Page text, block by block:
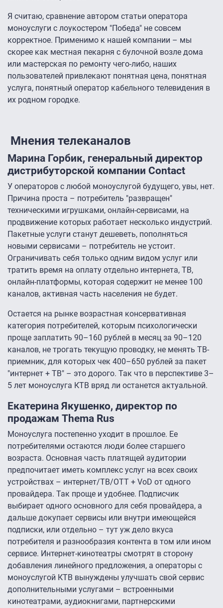
Я считаю, сравнение автором статьи оператора
моноуслуги с лоукостером "Победа" не совсем
корректное. Применимо к нашей компании – мы
скорее как местная пекарня с булочной возле дома
или мастерская по ремонту чего-либо, наших
пользователей привлекают понятная цена, понятная
услуга, понятный оператор кабельного телевидения в
их родном городке.
Мнения телеканалов
Марина Горбик, генеральный директор
дистрибуторской компании Contact
У операторов с любой моноуслугой будущего, увы, нет.
Причина проста – потребитель "развращен"
техническими игрушками, онлайн-сервисами, на
продвижение которых работает несколько индустрий.
Пакетные услуги станут дешеветь, пополняться
новыми сервисами – потребитель не устоит.
Ограничивать себя только одним видом услуг или
тратить время на оплату отдельно интернета, ТВ,
онлайн-платформы, которая содержит не менее 100
каналов, активная часть населения не будет.
Остается на рынке возрастная консервативная
категория потребителей, которым психологически
проще заплатить 90–160 рублей в месяц за 90–120
каналов, не трогать текущую проводку, не менять ТВ-
приемник, для которых чек 400–650 рублей за пакет
"интернет + ТВ" – это дорого. Так что в перспективе 3–
5 лет моноуслуга КТВ вряд ли останется актуальной.
Екатерина Якушенко, директор по
продажам Thema Rus
Моноуслуга постепенно уходит в прошлое. Ее
потребителями остаются люди более старшего
возраста. Основная часть платящей аудитории
предпочитает иметь комплекс услуг на всех своих
устройствах – интернет/ТВ/OTT + VoD от одного
провайдера. Так проще и удобнее. Подписчик
выбирает одного основного для себя провайдера, а
дальше докупает сервисы или внутри имеющейся
подписки, или отдельно – тут уж дело вкуса
потребителя и разнообразия контента в том или ином
сервисе. Интернет-кинотеатры смотрят в сторону
добавления линейного предложения, а операторы с
моноуслугой КТВ вынуждены улучшать свой сервис
дополнительными услугами – встроенными
кинотеатрами, аудиокнигами, партнерскими